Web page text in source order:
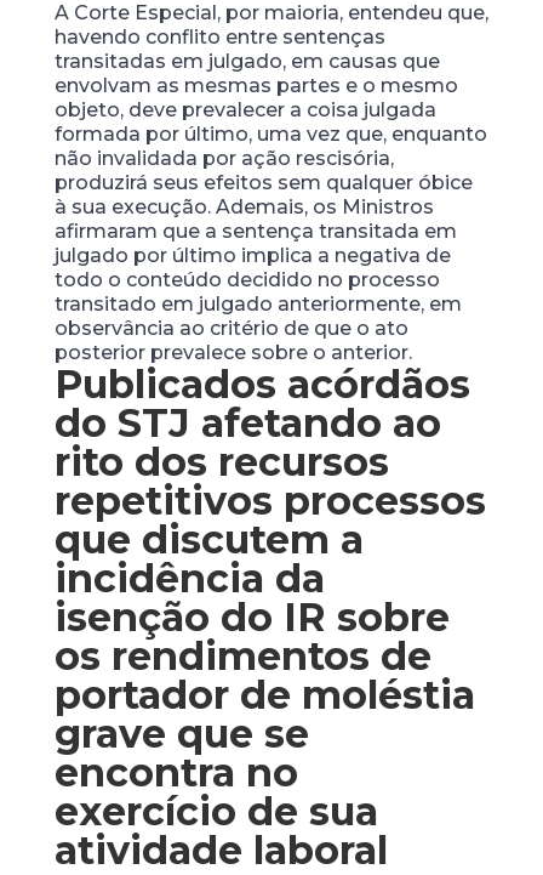
A Corte Especial, por maioria, entendeu que,
havendo conflito entre sentenças
transitadas em julgado, em causas que
envolvam as mesmas partes e o mesmo
objeto, deve prevalecer a coisa julgada
formada por último, uma vez que, enquanto
não invalidada por ação rescisória,
produzirá seus efeitos sem qualquer óbice
à sua execução. Ademais, os Ministros
afirmaram que a sentença transitada em
julgado por último implica a negativa de
todo o conteúdo decidido no processo
transitado em julgado anteriormente, em
observância ao critério de que o ato
posterior prevalece sobre o anterior.
Publicados acórdãos
do STJ afetando ao
rito dos recursos
repetitivos processos
que discutem a
incidência da
isenção do IR sobre
os rendimentos de
portador de moléstia
grave que se
encontra no
exercício de sua
atividade laboral